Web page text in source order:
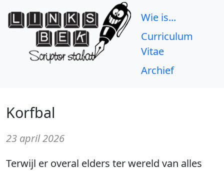
Wie is...
Curriculum
Vitae
Archief
Korfbal
23 april 2026
Terwijl er overal elders ter wereld van alles